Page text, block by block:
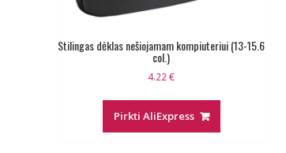
Stilingas dėklas nešiojamam kompiuteriui (13-15.6
col.)
4.22€
Pirkti AliExpress